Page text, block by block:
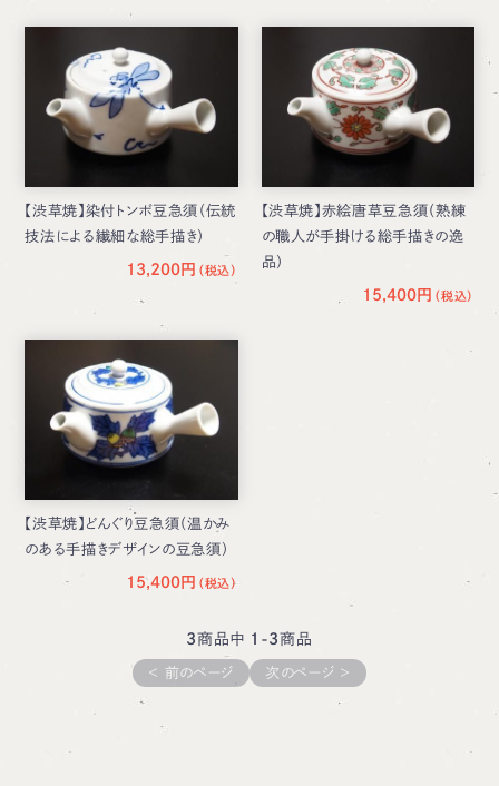
【渋草焼】染付トンボ豆急須（伝統
技法による繊細な総手描き）
13,200円
【渋草焼】赤絵唐草豆急須（熟練
の職人が手掛ける総手描きの逸
品）
15,400円
【渋草焼】どんぐり豆急須（温かみ
のある手描きデザインの豆急須）
15,400円
3商品中 1-3商品
＜ 前のページ 次のページ ＞